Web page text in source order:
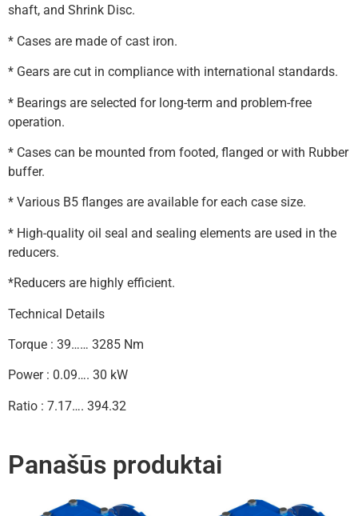
shaft, and Shrink Disc.
* Cases are made of cast iron.
* Gears are cut in compliance with international standards.
* Bearings are selected for long-term and problem-free
operation.
* Cases can be mounted from footed, flanged or with Rubber
buffer.
* Various B5 flanges are available for each case size.
* High-quality oil seal and sealing elements are used in the
reducers.
*Reducers are highly efficient.
Technical Details
Torque : 39…… 3285 Nm
Power : 0.09…. 30 kW
Ratio : 7.17…. 394.32
Panašūs produktai